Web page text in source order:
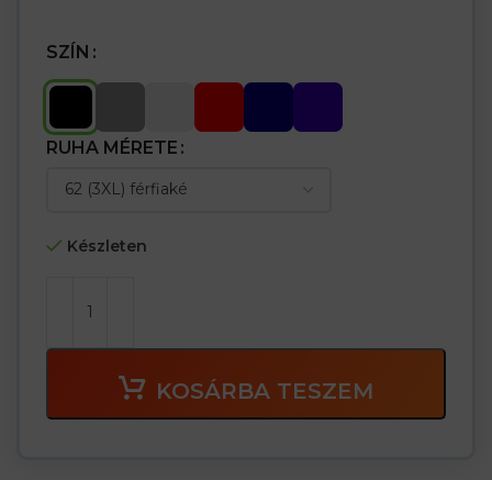
SZÍN
RUHA MÉRETE
Készleten
KOSÁRBA TESZEM